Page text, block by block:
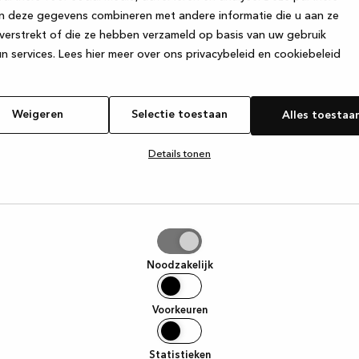
deze gegevens combineren met andere informatie die u aan ze
of die ze hebben verzameld op basis van uw gebruik
services. Lees hier meer over ons privacybeleid en cookiebeleid
Weigeren Selectie toestaan Alles
Details tonen
Noodzakelijk
Voorkeuren
Statistieken
has occurred while loadingwww.kvik.nl (see the